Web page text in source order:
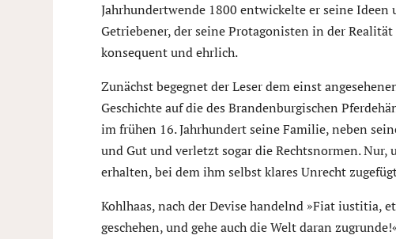
Jahrhundertwende 1800 entwickelte er seine
Getriebener, der seine Protagonisten in der
konsequent und ehrlich.
Zunächst begegnet der Leser dem einst
Geschichte auf die des Brandenburgischen
im frühen 16. Jahrhundert seine Familie, neben
und Gut und verletzt sogar die Rechtsnormen.
erhalten, bei dem ihm selbst klares Unrecht
Kohlhaas, nach der Devise handelnd »Fiat iustitia,
geschehen, und gehe auch die Welt daran